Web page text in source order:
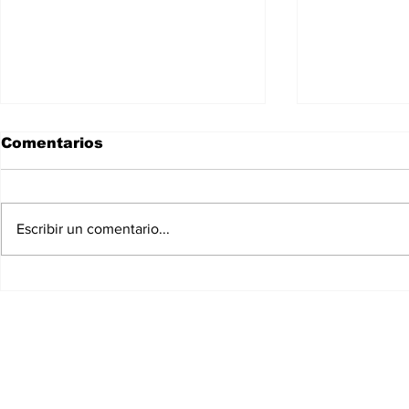
El Graderío 889
Comentarios
Escribir un comentario...